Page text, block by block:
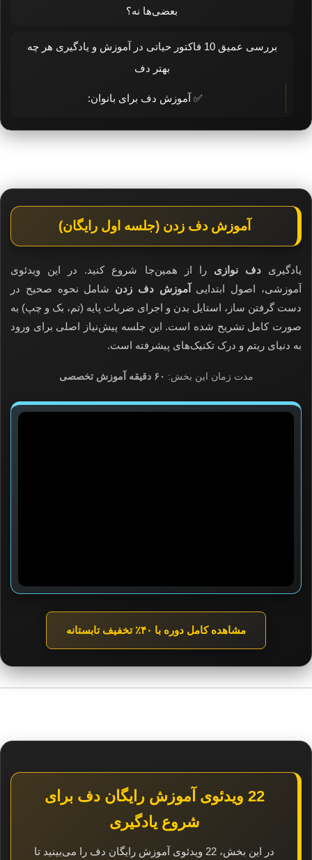
بعضی‌ها نه؟
بررسی عمیق 10 فاکتور حیاتی در آموزش و یادگیری هر چه
بهتر دف
✅ آموزش دف برای بانوان:
آموزش دف زدن (جلسه اول رایگان)
یادگیریدف نوازی را از همین‌جا شروع کنید. در این ویدئوی
آموزشی، اصول ابتدایی
آموزش دف زدن شامل نحوه صحیح در
دست گرفتن ساز، استایل بدن و اجرای ضربات پایه (تم، بک و چپ) به
صورت کامل تشریح شده است. این جلسه پیش‌نیاز اصلی برای ورود
به دنیای ریتم و درک تکنیک‌های پیشرفته است.
مدت زمان این بخش: ۶۰ دقیقه آموزش تخصصی
مشاهده کامل دوره با ۴۰٪ تخفیف تابستانه
22 ویدئوی آموزش رایگان دف برای
شروع یادگیری
در این بخش، 22 ویدئوی آموزش رایگان دف را می‌بینید تا